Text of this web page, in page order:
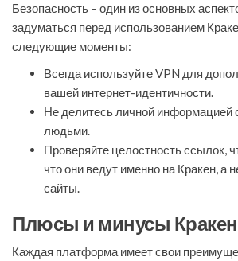
Безопасность – один из основных
задуматься перед использованием
следующие моменты:
Всегда используйте VPN для
вашей интернет-идентичности.
Не делитесь личной информацией
людьми.
Проверяйте целостность ссылок,
что они ведут именно на Кракен, а
сайты.
Плюсы и минусы
Каждая платформа имеет свои